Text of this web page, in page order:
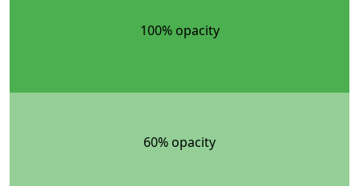
100% opacity
60% opacity